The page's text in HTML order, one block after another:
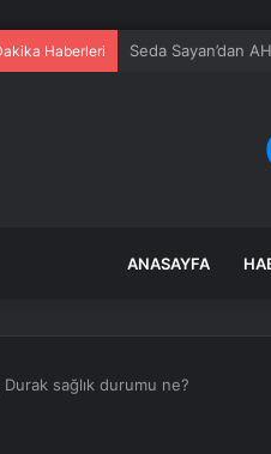
Haberleri Ölü Kedilerle İlgili
ANASAYFA
Durak sağlık durumu ne?